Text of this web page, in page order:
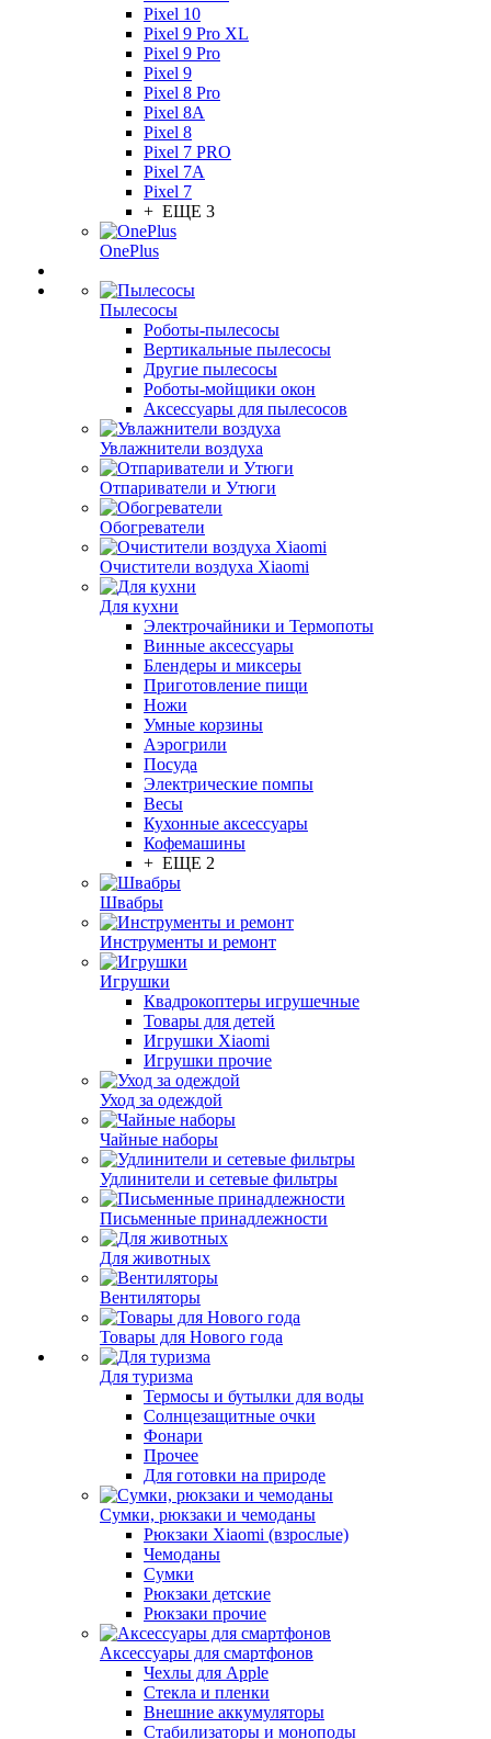
Pixel 10
Pixel 9 Pro XL
Pixel 9 Pro
Pixel 9
Pixel 8 Pro
Pixel 8A
Pixel 8
Pixel 7 PRO
Pixel 7A
Pixel 7
+ ЕЩЕ 3
OnePlus
Пылесосы
Роботы-пылесосы
Вертикальные пылесосы
Другие пылесосы
Роботы-мойщики окон
Аксессуары для пылесосов
Увлажнители воздуха
Отпариватели и Утюги
Обогреватели
Очистители воздуха Xiaomi
Для кухни
Электрочайники и Термопоты
Винные аксессуары
Блендеры и миксеры
Приготовление пищи
Ножи
Умные корзины
Аэрогрили
Посуда
Электрические помпы
Весы
Кухонные аксессуары
Кофемашины
+ ЕЩЕ 2
Швабры
Инструменты и ремонт
Игрушки
Квадрокоптеры игрушечные
Товары для детей
Игрушки Xiaomi
Игрушки прочие
Уход за одеждой
Чайные наборы
Удлинители и сетевые фильтры
Письменные принадлежности
Для животных
Вентиляторы
Товары для Нового года
Для туризма
Термосы и бутылки для воды
Солнцезащитные очки
Фонари
Прочее
Для готовки на природе
Сумки, рюкзаки и чемоданы
Рюкзаки Xiaomi (взрослые)
Чемоданы
Сумки
Рюкзаки детские
Рюкзаки прочие
Аксессуары для смартфонов
Чехлы для Apple
Стекла и пленки
Внешние аккумуляторы
Стабилизаторы и моноподы